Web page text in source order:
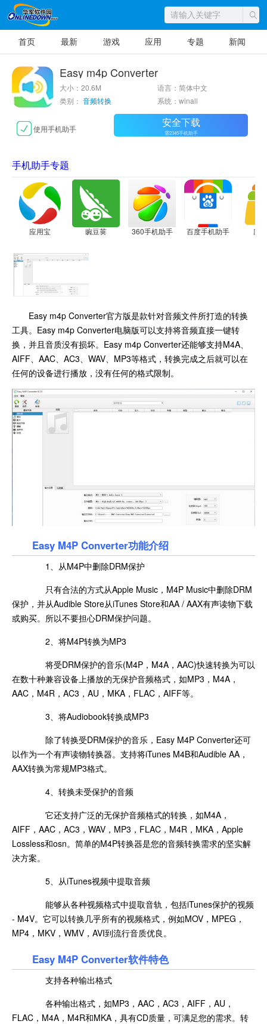
首页 最新 游戏 应用 专题 新闻
Easy m4p Converter
大小：20.6M
语言：简体中文
类别： 音频转换 系统：winall
使用手机助手 安全下载
需2345手机助手
手机助手专题
应用宝 豌豆荚 360手机助手 百度手机助手 应
Easy m4p Converter官方版是款针对音频文件所打造的转换
工具。Easy m4p Converter电脑版可以支持将音频直接一键转
换，并且音质没有损坏。Easy m4p Converter还能够支持M4A、
AIFF、AAC、AC3、WAV、MP3等格式，转换完成之后就可以在
任何的设备进行播放，没有任何的格式限制。
Easy M4P Converter功能介绍
1、从M4P中删除DRM保护
只有合法的方式从Apple Music，M4P Music中删除DRM
保护，并从Audible Store从iTunes Store和AA / AAX有声读物下载
或购买。所以不要担心DRM保护问题。
2、将M4P转换为MP3
将受DRM保护的音乐(M4P，M4A，AAC)快速转换为可以
在数十种兼容设备上播放的无保护音频格式，如MP3，M4A，
AAC，M4R，AC3，AU，MKA，FLAC，AIFF等。
3、将Audiobook转换成MP3
除了转换受DRM保护的音乐，Easy M4P Converter还可
以作为一个有声读物转换器。支持将iTunes M4B和Audible AA，
AAX转换为常规MP3格式。
4、转换未受保护的音频
它还支持广泛的无保护音频格式的转换，如M4A，
AIFF，AAC，AC3，WAV，MP3，FLAC，M4R，MKA，Apple
Lossless和osn。简单的M4P转换器是您的音频转换需求的坚实解
决方案。
5、从iTunes视频中提取音频
能够从各种视频格式中提取音轨，包括iTunes保护的视频
- M4V。它可以转换几乎所有的视频格式，例如MOV，MPEG，
MP4，MKV，WMV，AVI到流行音质优良。
Easy M4P Converter软件特色
支持各种输出格式
各种输出格式，如MP3，AAC，AC3，AIFF，AU，
FLAC，M4A，M4R和MKA，具有CD质量，可满足您的需求。转